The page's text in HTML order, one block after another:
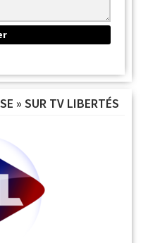
» SUR TV LIBERTÉS